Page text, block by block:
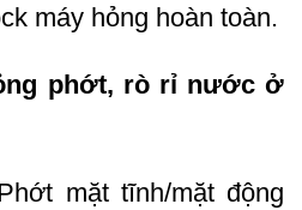
máy hỏng hoàn toàn.
phớt, rò rỉ nước ở
mặt tĩnh/mặt động